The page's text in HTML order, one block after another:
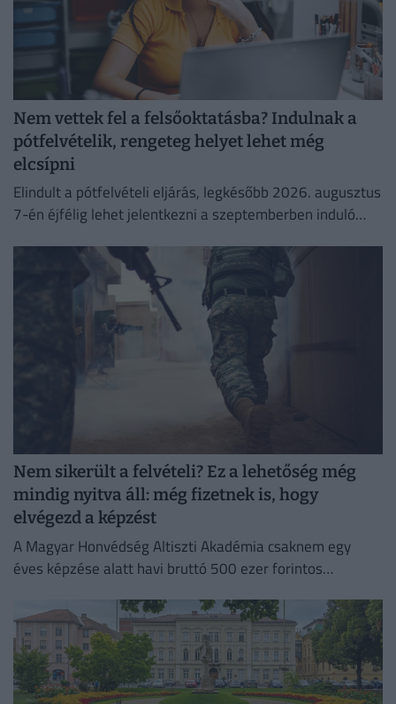
Nem vettek fel a felsőoktatásba? Indulnak a
pótfelvételik, rengeteg helyet lehet még
elcsípni
Elindult a pótfelvételi eljárás, legkésőbb 2026. augusztus
7-én éjfélig lehet jelentkezni a szeptemberben induló
Nem sikerült a felvételi? Ez a lehetőség még
mindig nyitva áll: még fizetnek is, hogy
elvégezd a képzést
A Magyar Honvédség Altiszti Akadémia csaknem egy
éves képzése alatt havi bruttó 500 ezer forintos